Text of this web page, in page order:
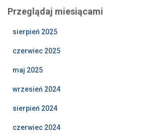
Przeglądaj miesiącami
sierpień 2025
czerwiec 2025
maj 2025
wrzesień 2024
sierpień 2024
czerwiec 2024